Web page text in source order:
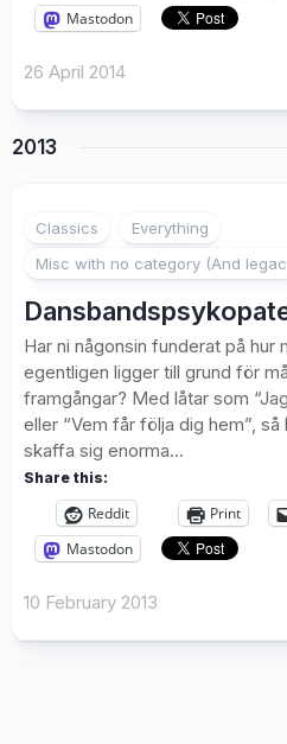
Mastodon
26 April 2014
2013
Classics
Everything
Misc with no category (And
Har ni någonsin funderat på
egentligen ligger till grund för
framgångar? Med låtar som
eller “Vem får följa dig hem”, så
skaffa sig enorma...
Share this:
Reddit Print
Mastodon
10 February 2013